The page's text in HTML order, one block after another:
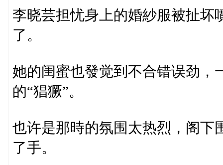
李晓芸担忧身上的婚紗服被扯坏
了。
她的闺蜜也發觉到不合错误劲，
的“猖獗”。
也许是那時的氛围太热烈，阁下
了手。